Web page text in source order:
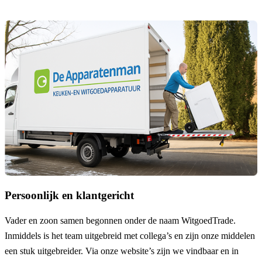
Persoonlijk en klantgericht
Vader en zoon samen begonnen onder de naam WitgoedTrade.
Inmiddels is het team uitgebreid met collega’s en zijn onze middelen
een stuk uitgebreider. Via onze website’s zijn we vindbaar en in